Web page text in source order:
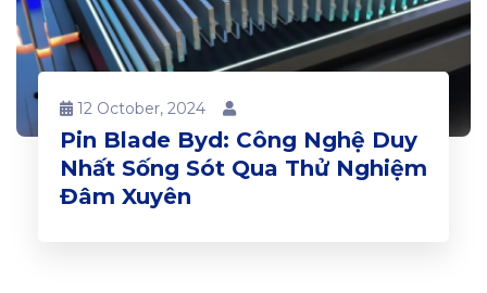
12 October, 2024
Pin Blade Byd: Công Nghệ Duy
Nhất Sống Sót Qua Thử Nghiệm
Đâm Xuyên